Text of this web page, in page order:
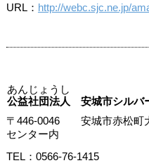
URL： http://webc.sjc.ne.jp/
あんじょうし
公益社団法人 安城市シルバ
〒446-0046 安城市赤松
センター内
TEL：0566-76-1415